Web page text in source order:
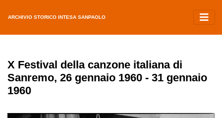
ARCHIVIO STORICO INTESA SANPAOLO
X Festival della canzone italiana di
Sanremo, 26 gennaio 1960 - 31 gennaio
1960